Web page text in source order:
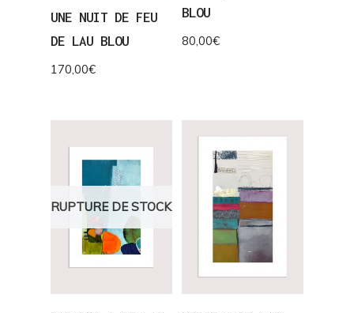
UNE NUIT DE FEU
DE LAU BLOU
170,00€
BLOU
80,00€
RUPTURE DE STOCK